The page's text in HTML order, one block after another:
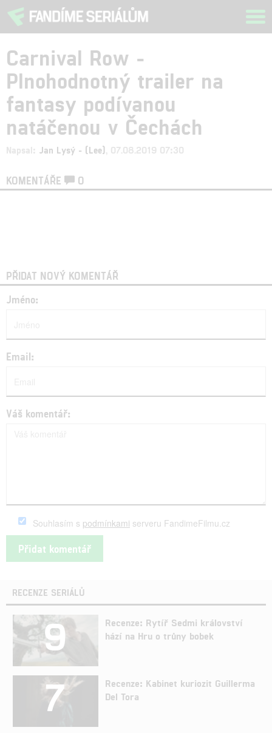
Carnival Row -
Plnohodnotný trailer na
fantasy podívanou
natáčenou v Čechách
Napsal: Jan Lysý - (Lee) , 07.08.2019 07:30
KOMENTÁŘE 0
PŘIDAT NOVÝ KOMENTÁŘ
Jméno:
Email:
Váš komentář:
Souhlasím s podmínkami serveru FandimeFilmu.cz
RECENZE SERIÁLŮ
9
Recenze: Rytíř Sedmi království
hází na Hru o trůny bobek
7
Recenze: Kabinet kuriozit Guillerma
Del Tora